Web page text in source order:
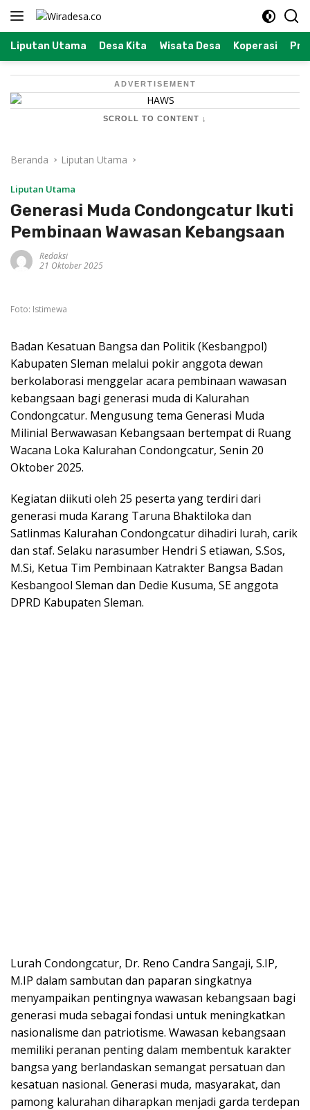
Langsung
Liputan Utama Desa Kita Wisata Desa Koperasi
ADVERTISEMENT
SCROLL TO CONTENT ↓
Beranda Liputan Utama
Liputan Utama
Generasi Muda Condongcatur Ikuti
Pembinaan Wawasan Kebangsaan
Redaksi
21 Oktober 2025
Foto: Istimewa
Badan Kesatuan Bangsa dan Politik (Kesbangpol)
Kabupaten Sleman melalui pokir anggota dewan
berkolaborasi menggelar acara pembinaan wawasan
kebangsaan bagi generasi muda di Kalurahan
Condongcatur. Mengusung tema Generasi Muda
Milinial Berwawasan Kebangsaan bertempat di Ruang
Wacana Loka Kalurahan Condongcatur, Senin 20
Oktober 2025.
Kegiatan diikuti oleh 25 peserta yang terdiri dari
generasi muda Karang Taruna Bhaktiloka dan
Satlinmas Kalurahan Condongcatur dihadiri lurah, carik
dan staf. Selaku narasumber Hendri S etiawan, S.Sos,
M.Si, Ketua Tim Pembinaan Katrakter Bangsa Badan
Kesbangool Sleman dan Dedie Kusuma, SE anggota
DPRD Kabupaten Sleman.
Lurah Condongcatur, Dr. Reno Candra Sangaji, S.IP,
M.IP dalam sambutan dan paparan singkatnya
menyampaikan pentingnya wawasan kebangsaan bagi
generasi muda sebagai fondasi untuk meningkatkan
nasionalisme dan patriotisme. Wawasan kebangsaan
memiliki peranan penting dalam membentuk karakter
bangsa yang berlandaskan semangat persatuan dan
kesatuan nasional. Generasi muda, masyarakat, dan
pamong kalurahan diharapkan menjadi garda terdepan